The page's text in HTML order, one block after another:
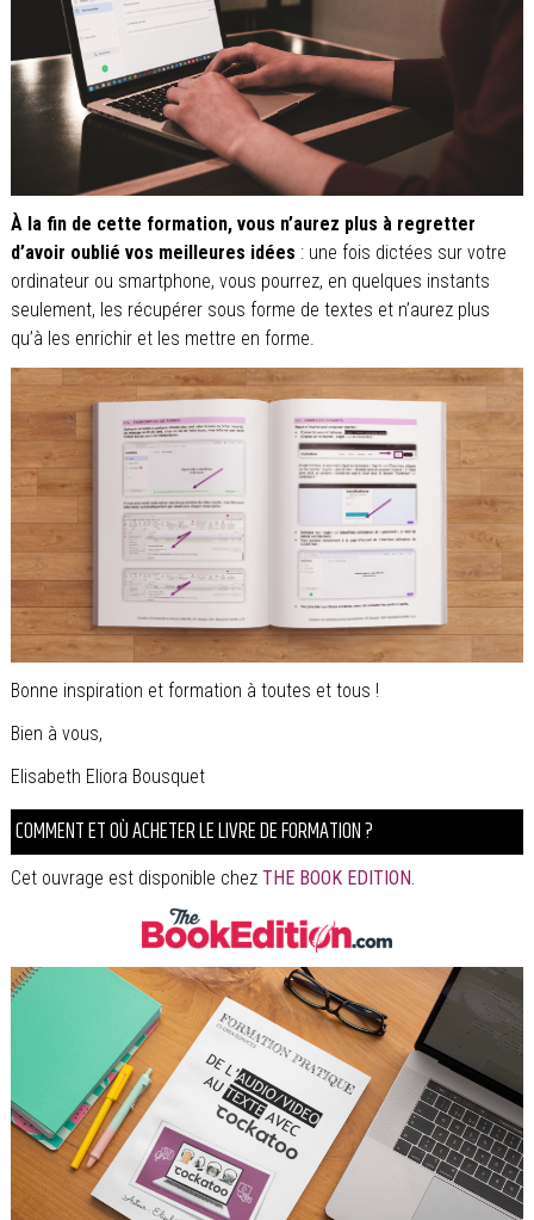
À la fin de cette formation, vous n’aurez plus à regretter
d’avoir oublié vos meilleures idées : une fois dictées sur votre
ordinateur ou smartphone, vous pourrez, en quelques instants
seulement, les récupérer sous forme de textes et n’aurez plus
qu’à les enrichir et les mettre en forme.
Bonne inspiration et formation à toutes et tous !
Bien à vous,
Elisabeth Eliora Bousquet
COMMENT ET OÙ ACHETER LE LIVRE DE FORMATION ?
Cet ouvrage est disponible chez THE BOOK EDITION.